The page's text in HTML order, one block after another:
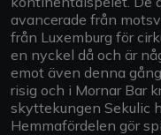
avancerade från
från Luxemburg för
en nyckel då och är
emot även denna
risig och i Mornar Bar
skyttekungen Sekulic
Hemmafördelen gör